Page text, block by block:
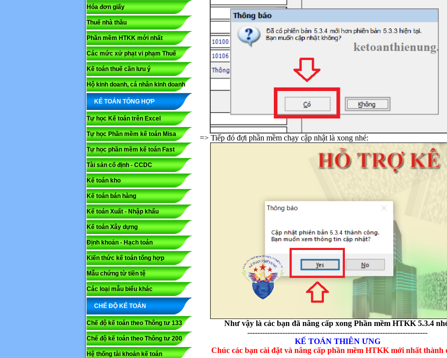
Hóa đơn giấy
Thuế nhà thầu
Phần mềm HTKK mới nhất
Các mức xử phạt vi phạm Thuế
Kế toán thuế cần lưu ý
Hộ kinh doanh, cá nhân kinh doanh
KẾ TOÁN TỔNG HỢP
Tự học Kế toán trên Excel
Tự học Phần mềm kế toán Misa
Tự học phần mềm kế toán Fast
Tài sản cố định - CCDC
Kế toán kho
Kế toán bán hàng
Kế toán Xuất - Nhập khẩu
Kế toán Xây dựng
Định khoản - Hạch toán
Kiến thức kế toán tổng hợp
Mẫu chứng từ tiền tệ
Các loại mẫu biểu khác
CHẾ ĐỘ KẾ TOÁN
Chế độ kế toán theo Thông tư 133
Chế độ kế toán theo Thông tư 200
Hệ thống tài khoản kế toán
=> Tiếp đó đợi phần mềm chạy cập nhật là xong nhé:
Như vậy là các bạn đã nâng cấp xong Phần mềm HTKK 5.3.4
------------------------------------------------------------------------
KẾ TOÁN THIÊN ƯNG
Chúc các bạn cài đặt và nâng cấp phần mềm HTKK mới nhất thành
Họ và tên*